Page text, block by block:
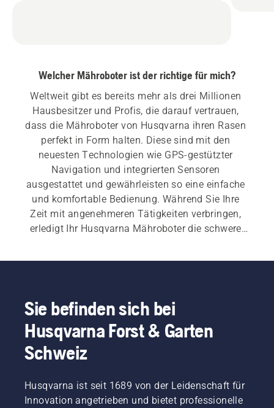
Welcher Mähroboter ist der richtige für mich?
Weltweit gibt es bereits mehr als drei Millionen
Hausbesitzer und Profis, die darauf vertrauen,
dass die Mähroboter von Husqvarna ihren Rasen
perfekt in Form halten. Diese sind mit den
neuesten Technologien wie GPS-gestützter
Navigation und integrierten Sensoren
ausgestattet und gewährleisten so eine einfache
und komfortable Bedienung. Während Sie Ihre
Zeit mit angenehmeren Tätigkeiten verbringen,
erledigt Ihr Husqvarna Mähroboter die schwere
integrieren. Per Sprachsteuerung sorgen Sie mit
nur einem Befehl dafür, dass Ihr Rasen stets
gesund und gepflegt ist. Entdecken Sie unser
umfangreiches Produktangebot. Es gibt mit
Sicherheit einen Husqvarna Mähroboter, der
zugeschnitten ist.
Sie befinden sich bei
Husqvarna Forst & Garten
Schweiz
Husqvarna ist seit 1689 von der Leidenschaft für
Innovation angetrieben und bietet professionelle